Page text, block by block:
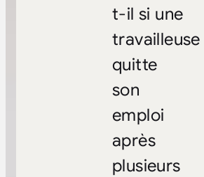
t-il si une
travailleuse
quitte
son
emploi
après
plusieurs